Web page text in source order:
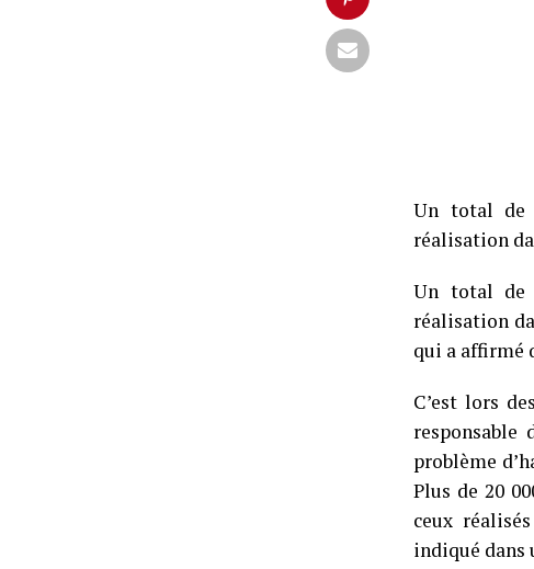
Un total de
réalisation
Un total de
réalisation
qui a affirmé
C’est lors
responsable
problème
Plus de 20
ceux
indiqué dans